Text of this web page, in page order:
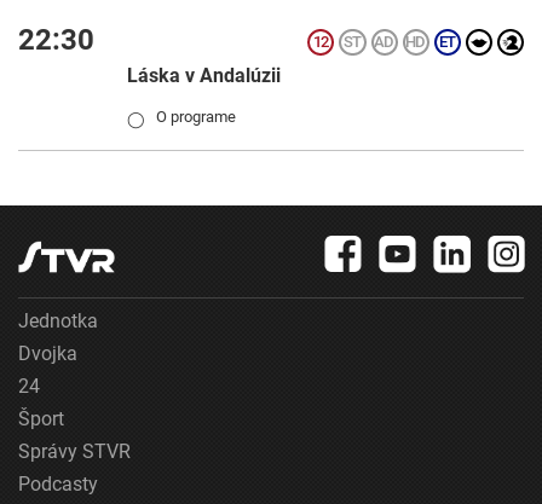
22:30
Láska v Andalúzii
◯ O programe
Jednotka
Dvojka
24
Šport
Správy STVR
Podcasty